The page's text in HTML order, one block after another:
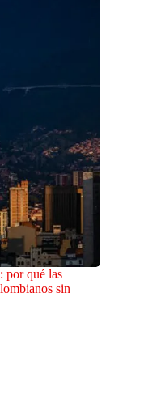
por qué las
sin